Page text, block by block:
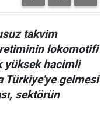
takvim
lokomotifi
yüksek hacimli
Türkiye'ye gelmesi
sektörün